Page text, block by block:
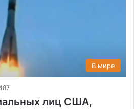
В мире
лиц США,